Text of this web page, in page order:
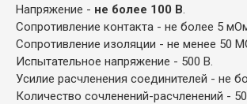
Напряжение - не более 100 В.
Сопротивление контакта - не более 5
Сопротивление изоляции - не менее 50
Испытательное напряжение - 500 В.
Усилие расчленения соединителей - не
Количество сочленений-расчленений -